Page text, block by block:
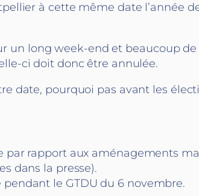
à cette même date l’année
long week-end et beaucoup de
ci doit donc être annulée.
date, pourquoi pas avant les
rapport aux aménagements
dans la presse).
le GTDU du 6 novembre.